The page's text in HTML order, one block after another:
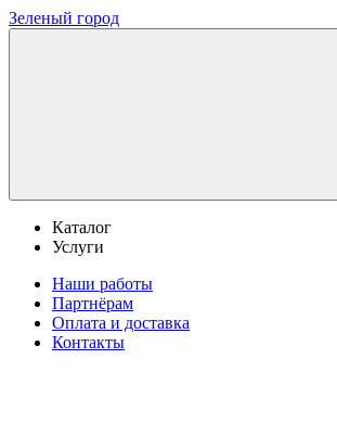
Зеленый город
Каталог
Услуги
Наши работы
Партнёрам
Оплата и доставка
Контакты